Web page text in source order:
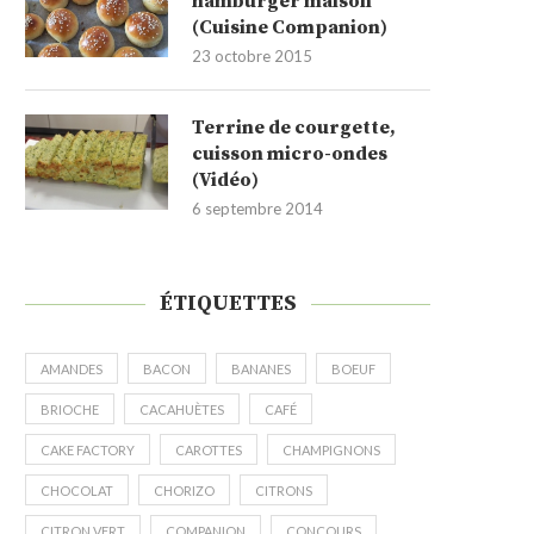
(Cuisine Companion)
23 octobre 2015
Terrine de courgette,
cuisson micro-ondes
(Vidéo)
6 septembre 2014
ÉTIQUETTES
AMANDES BACON BANANES BOEUF
BRIOCHE CACAHUÈTES CAFÉ
CAKE FACTORY CAROTTES CHAMPIGNONS
CHOCOLAT CHORIZO CITRONS